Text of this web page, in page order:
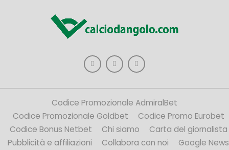
Codice Promozionale AdmiralBet
Codice Promozionale Goldbet
Codice Promo Eurobet
Codice Bonus Netbet
Chi siamo
Carta del giornalista
Pubblicità e affiliazioni
Collabora con noi
Google News